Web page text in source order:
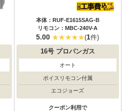
本体：RUF-E1615SAG-B
リモコン：MBC-240V-A
5.00 (1件)
16号プロパンガス
オート
ボイスリモコン付属
エコジョーズ
クーポン利用で